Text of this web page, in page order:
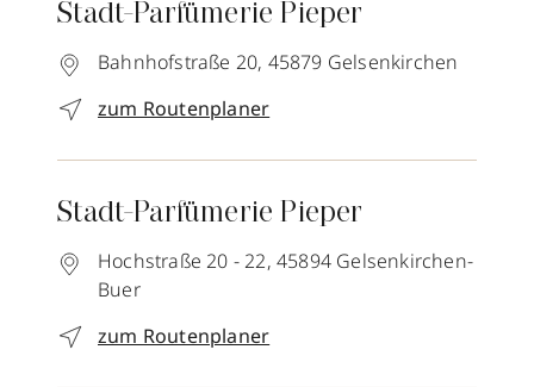
Stadt-Parfümerie Pieper
Bahnhofstraße 20, 45879 Gelsenkirchen
zum Routenplaner
Stadt-Parfümerie Pieper
Hochstraße 20 - 22, 45894 Gelsenkirchen-
Buer
zum Routenplaner